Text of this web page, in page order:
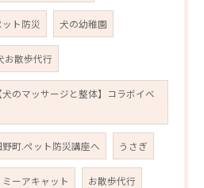
ト防災 犬の幼稚園
お散歩代行
のマッサージと整体】コラボイベ
町.ペット防災講座へ うさぎ
ミーアキャット お散歩代行